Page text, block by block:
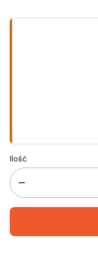
Ilość